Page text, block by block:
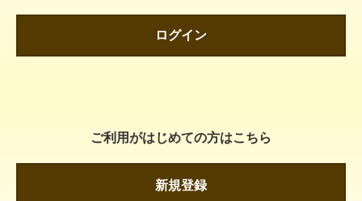
ログイン
ご利用がはじめての方はこちら
新規登録